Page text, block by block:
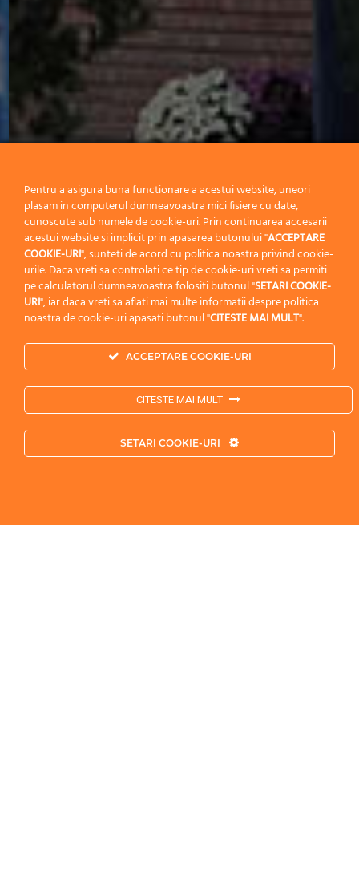
Pentru a asigura buna functionare a acestui website, uneori
plasam in computerul dumneavoastra mici fisiere cu date,
cunoscute sub numele de cookie-uri. Prin continuarea accesarii
acestui website si implicit prin apasarea butonului "ACCEPTARE
COOKIE-URI", sunteti de acord cu politica noastra privind cookie-
urile. Daca vreti sa controlati ce tip de cookie-uri vreti sa permiti
pe calculatorul dumneavoastra folositi butonul "SETARI COOKIE-
URI", iar daca vreti sa aflati mai multe informatii despre politica
noastra de cookie-uri apasati butonul "CITESTE MAI MULT".
ACCEPTARE COOKIE-URI
CITESTE MAI MULT
SETARI COOKIE-URI